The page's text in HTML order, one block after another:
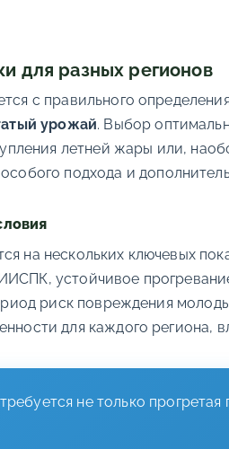
для разных регионов
с правильного определения
урожай. Выбор
летней жары или,
подхода и
на нескольких ключевых
устойчивое прогревание
риск повреждения
для каждого региона,
не только